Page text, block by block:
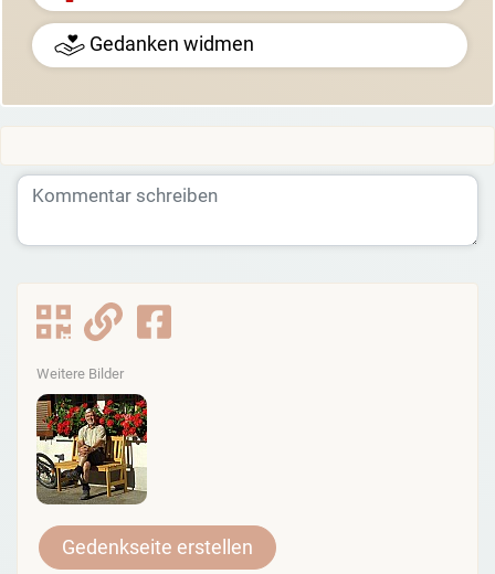
Gedanken widmen
Weitere Bilder
Gedenkseite erstellen